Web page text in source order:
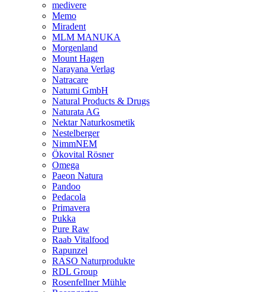
medivere
Memo
Miradent
MLM MANUKA
Morgenland
Mount Hagen
Narayana Verlag
Natracare
Natumi GmbH
Natural Products & Drugs
Naturata AG
Nektar Naturkosmetik
Nestelberger
NimmNEM
Ökovital Rösner
Omega
Paeon Natura
Pandoo
Pedacola
Primavera
Pukka
Pure Raw
Raab Vitalfood
Rapunzel
RASO Naturprodukte
RDL Group
Rosenfellner Mühle